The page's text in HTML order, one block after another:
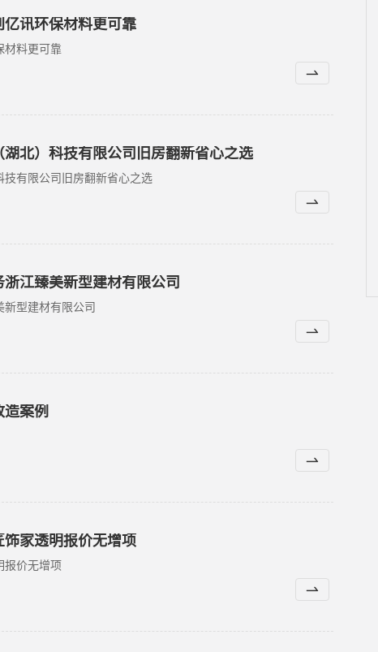
讯环保材料更可靠
材料更可靠
北）科技有限公司旧房翻新省心之选
有限公司旧房翻新省心之选
江臻美新型建材有限公司
新型建材有限公司
案例
家透明报价无增项
报价无增项